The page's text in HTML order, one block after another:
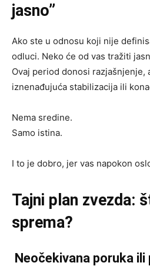
jasno”
Ako ste u odnosu koji nije
odluci. Neko će od vas tražiti
Ovaj period donosi razjašnjenje,
iznenađujuća stabilizacija ili
Nema sredine.
Samo istina.
I to je dobro, jer vas napokon
Tajni plan zvezda:
sprema?
Neočekivana poruka ili